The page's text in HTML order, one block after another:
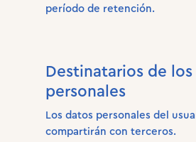
período de retención.
Destinatarios de
personales
Los datos personales del
compartirán con terceros.